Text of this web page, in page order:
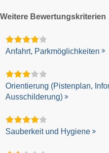
Weitere Bewertungskriterien
Anfahrt, Parkmöglichkeiten
Orientierung (Pistenplan,
Ausschilderung)
Sauberkeit und Hygiene